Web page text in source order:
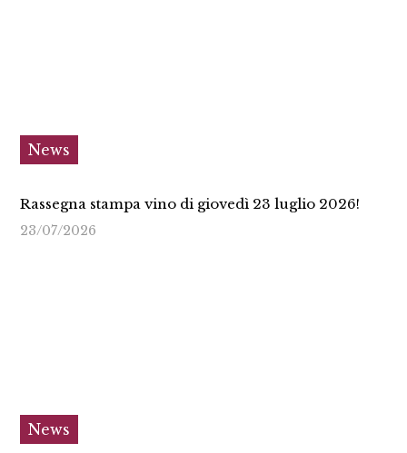
News
Rassegna stampa vino di giovedì 23 luglio 2026!
23/07/2026
News